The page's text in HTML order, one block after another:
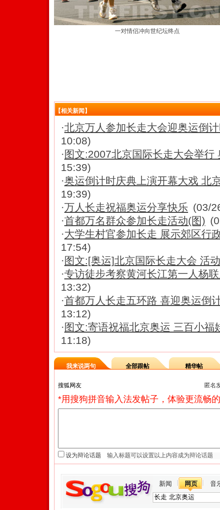
一对情侣冲向世纪坛终点
【相关新闻】
·北京万人参加长走大会迎奥运倒
10:08)
· 图文:2007北京国际长走大会举行
15:39)
·奥运倒计时庆典上演开幕大戏 北
19:39)
·万人长走祝福奥运分享快乐 (03/
·首都万名群众参加长走活动(图)
·大学生村官参加长走 展示郊区行
17:54)
· 图文:[奥运]北京国际长走大会 活
·专访徒步考察黄河长江第一人杨
13:32)
·首都万人长走五环路 喜迎奥运倒
13:12)
· 图文:寄语祝福北京奥运 三百小福
11:18)
我来说两句 全部跟帖 精华帖
匿名
*用搜狗拼音输入法发帖子，体验更流畅
设为辩论话题
新闻 网页 音